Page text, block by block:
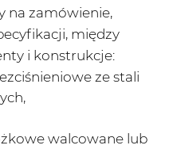
na zamówienie,
między
i konstrukcje:
ze stali
walcowane lub